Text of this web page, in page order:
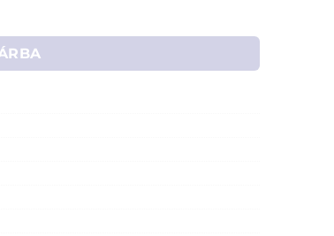
(max. 20 kg, 42"-ig) - WM-42ST-01